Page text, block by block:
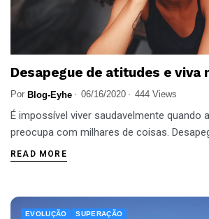
Desapegue de atitudes e viva
Por Blog-Eyhe 06/16/2020 444 Views
É impossível viver saudavelmente quando
preocupa com milhares de coisas.
READ MORE
EVOLUÇÃO SUPERAÇÃO